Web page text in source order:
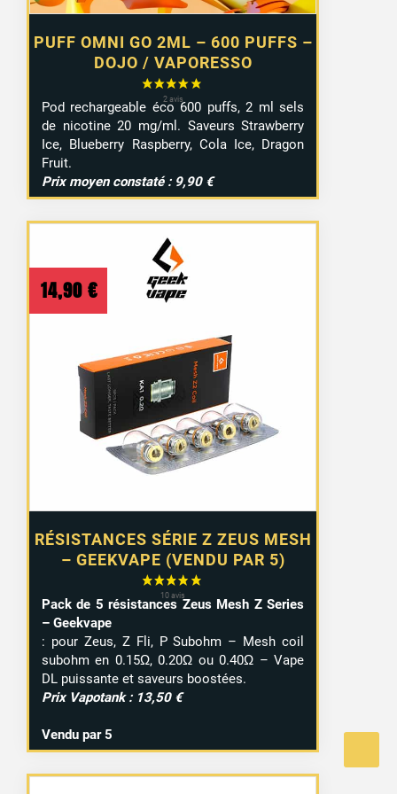
14 avis
PUFF OMNI GO 2ML – 600 PUFFS –
DOJO / VAPORESSO
Pod rechargeable éco 600 puffs, 2 ml sels
de nicotine 20 mg/ml. Saveurs Strawberry
Ice, Blueberry Raspberry, Cola Ice, Dragon
Fruit.
Prix moyen constaté : 9,90 €
RÉSISTANCES SÉRIE Z ZEUS MESH
– GEEKVAPE (VENDU PAR 5)
14,90 €
Pack de 5 résistances Zeus Mesh Z Series
– Geekvape
: pour Zeus, Z Fli, P Subohm – Mesh coil
subohm en 0.15Ω, 0.20Ω ou 0.40Ω – Vape
DL puissante et saveurs boostées.
Prix Vapotank : 13,50 €
Vendu par 5